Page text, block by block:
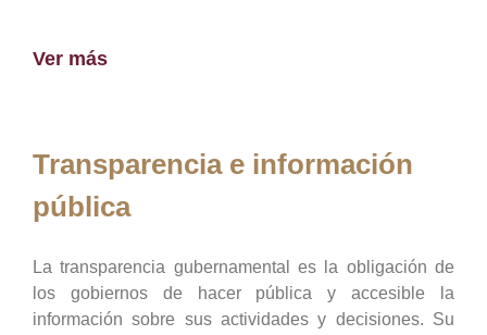
Ver más
Transparencia e información
pública
La transparencia gubernamental es la obligación de
los gobiernos de hacer pública y accesible la
información sobre sus actividades y decisiones. Su